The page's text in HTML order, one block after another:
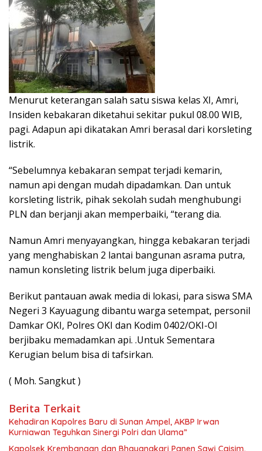
Menurut keterangan salah satu siswa kelas XI, Amri,
Insiden kebakaran diketahui sekitar pukul 08.00 WIB,
pagi. Adapun api dikatakan Amri berasal dari korsleting
listrik.
“Sebelumnya kebakaran sempat terjadi kemarin,
namun api dengan mudah dipadamkan. Dan untuk
korsleting listrik, pihak sekolah sudah menghubungi
PLN dan berjanji akan memperbaiki, “terang dia.
Namun Amri menyayangkan, hingga kebakaran terjadi
yang menghabiskan 2 lantai bangunan asrama putra,
namun konsleting listrik belum juga diperbaiki.
Berikut pantauan awak media di lokasi, para siswa SMA
Negeri 3 Kayuagung dibantu warga setempat, personil
Damkar OKI, Polres OKI dan Kodim 0402/OKI-OI
berjibaku memadamkan api. .Untuk Sementara
Kerugian belum bisa di tafsirkan.
( Moh. Sangkut )
Berita Terkait
Kehadiran Kapolres Baru di Sunan Ampel, AKBP Irwan
Kurniawan Teguhkan Sinergi Polri dan Ulama”
Kapolsek Krembangan dan Bhayangkari Panen Sawi Caisim,